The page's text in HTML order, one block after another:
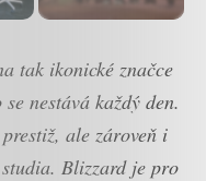
tak ikonické značce
nestává každý den.
ale zároveň i
Blizzard je pro